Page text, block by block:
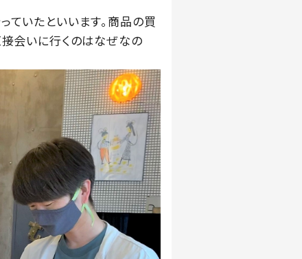
いたといいます。商品の買
接会いに行くのはなぜなの